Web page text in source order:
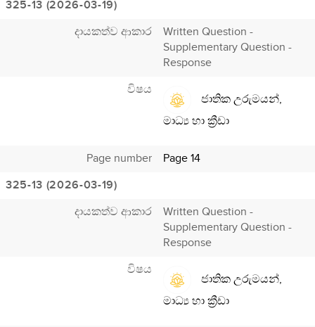
325-13 (2026-03-19)
දායකත්ව ආකාර
Written Question -
Supplementary Question -
Response
විෂය
ජාතික උරුමයන්,
මාධ්‍ය හා ක්‍රීඩා
Page number
Page 14
325-13 (2026-03-19)
දායකත්ව ආකාර
Written Question -
Supplementary Question -
Response
විෂය
ජාතික උරුමයන්,
මාධ්‍ය හා ක්‍රීඩා